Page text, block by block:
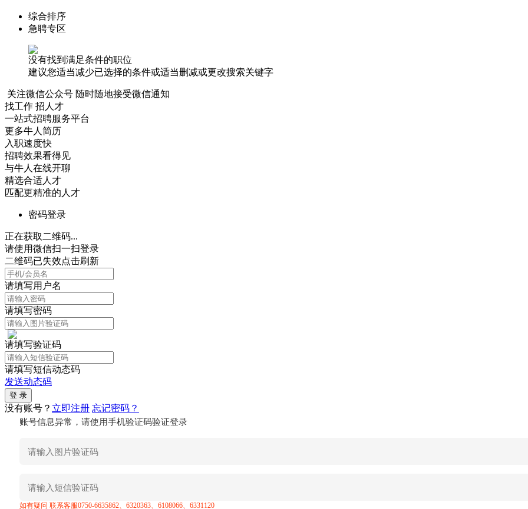
综合排序
急聘专区
没有找到满足条件的职位
建议您适当减少已选择的条件或适当删减或更改搜索关键字
关注微信公众号 随时随地接受微信通知
找工作 招人才
一站式招聘服务平台
更多牛人简历
入职速度快
招聘效果看得见
与牛人在线开聊
精选合适人才
匹配更精准的人才
密码登录
正在获取二维码...
请使用微信扫一扫登录
二维码已失效点击刷新
请填写用户名
请填写密码
请填写验证码
请填写短信动态码
发送动态码
没有账号？ 立即注册 忘记密码？
账号信息异常，请使用手机验证码验证登录
如有疑问 联系客服0750-6635862、6320363、6108066、6331120